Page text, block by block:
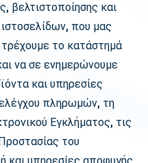
βελτιστοποίησης και
ιστοσελίδων, που μας
το κατάστημά
να σε ενημερώνουμε
και υπηρεσίες
πληρωμών, τη
Εγκλήματος, τις
του